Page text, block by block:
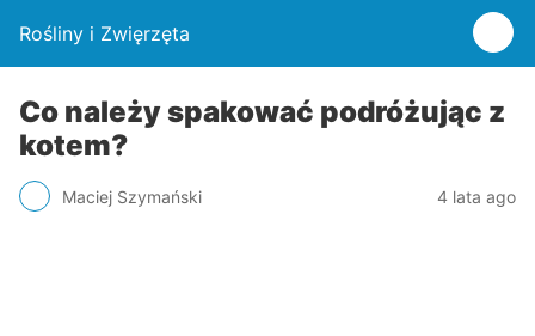
Rośliny i Zwięrzęta
Co należy spakować podróżując z
kotem?
Maciej Szymański 4 lata ago